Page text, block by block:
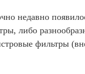
недавно
либо
фильтры